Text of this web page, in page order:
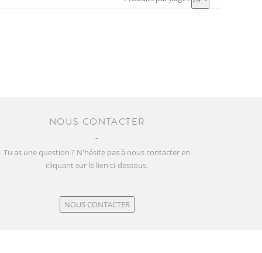
NOUS CONTACTER
Tu as une question ? N'hésite pas à nous contacter en
cliquant sur le lien ci-dessous.
NOUS CONTACTER